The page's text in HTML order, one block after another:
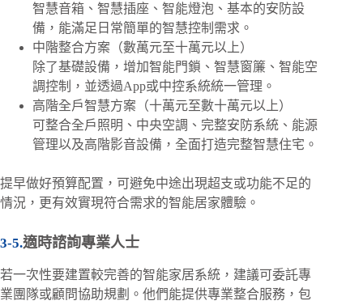
智慧音箱、智慧插座、智能燈泡、基本的安防設
備，能滿足日常簡單的智慧控制需求。
中階整合方案（數萬元至十萬元以上）
除了基礎設備，增加智能門鎖、智慧窗簾、智能空
調控制，並透過App或中控系統統一管理。
高階全戶智慧方案（十萬元至數十萬元以上）
可整合全戶照明、中央空調、完整安防系統、能源
管理以及高階影音設備，全面打造完整智慧住宅。
提早做好預算配置，可避免中途出現超支或功能不足的
情況，更有效實現符合需求的智能居家體驗。
適時諮詢專業人士
若一次性要建置較完善的智能家居系統，建議可委託專
業團隊或顧問協助規劃。他們能提供專業整合服務，包